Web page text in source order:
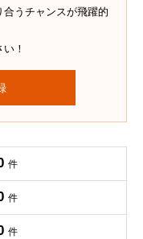
うチャンスが飛躍的
！
件
件
件